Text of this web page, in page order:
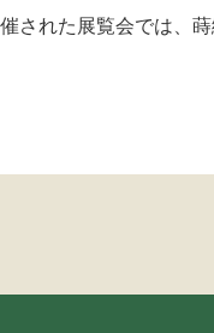
された展覧会では、蒔